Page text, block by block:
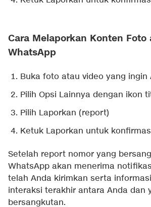
Cara Melaporkan Konten Foto
WhatsApp
Buka foto atau video yang ingin
Pilih Opsi Lainnya dengan ikon
Pilih Laporkan (report)
Ketuk Laporkan untuk
Setelah report nomor yang
WhatsApp akan menerima
telah Anda kirimkan serta
interaksi terakhir antara Anda dan
bersangkutan.